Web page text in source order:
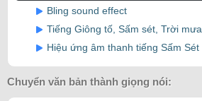
Bling sound effect
Tiếng Giông tố, Sấm sét, Trời mưa
Hiệu ứng âm thanh tiếng Sấm Sét
Chuyển văn bản thành giọng nói: